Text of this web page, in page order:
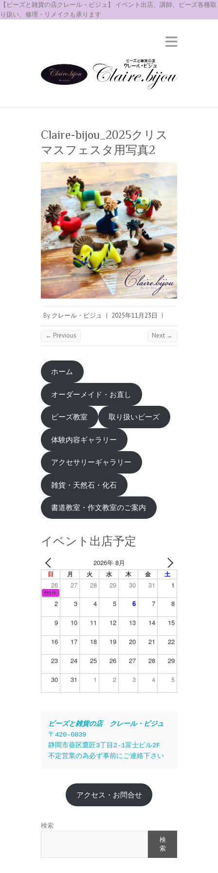
【ビーズと雑貨の店クレール・ビジュ】 イベント出店、講師、ビーズ各種取
り扱い、修理・リメイクも承ります
Claire-bijou_2025クリス
マスフェスタ用写真2
By クレール・ビジュ | 2025年11月23日 |
← Previous Next →
ホーム
オーダーメイド・お直し
ビーズ教室 取り扱いビーズ
体験内容ギャラリー
アクセサリーギャラリー
雑貨・天然石・化石
書道教室・作文教室のご案内
イベント出店予定
2026年 8月
日 月 火 水 木 金 土
26 27 28 29 30 31 1
ｻｸﾗﾉｷ
2 3 4 5 6 7 8
9 10 11 12 13 14 15
16 17 18 19 20 21 22
23 24 25 26 27 28 29
30 31 1 2 3 4 5
ビーズと雑貨の店　クレール・ビジュ
〒420-0839
静岡市葵区鷹匠3丁目2-1富士ビル2F
不定営業の為必ず事前にご連絡下さい
アクセス・お問合せ
検索
検
索